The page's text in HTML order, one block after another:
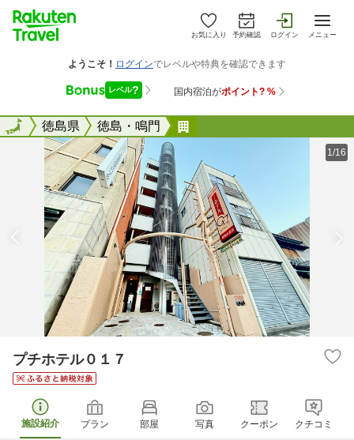
お気に入り 予約確認 ログイン メニュー
全国徳島県 徳島・鳴門
全国
1/16
プチホテル０１７
施設紹介 プラン 部屋 写真 クーポン クチコミ